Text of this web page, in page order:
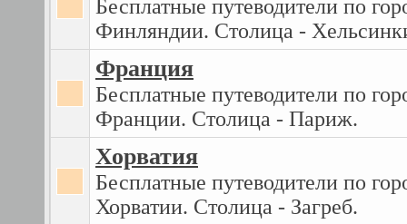
Бесплатные путеводители по
Финляндии. Столица -
Франция
Бесплатные путеводители по
Франции. Столица - Париж.
Хорватия
Бесплатные путеводители по
Хорватии. Столица - Загреб.